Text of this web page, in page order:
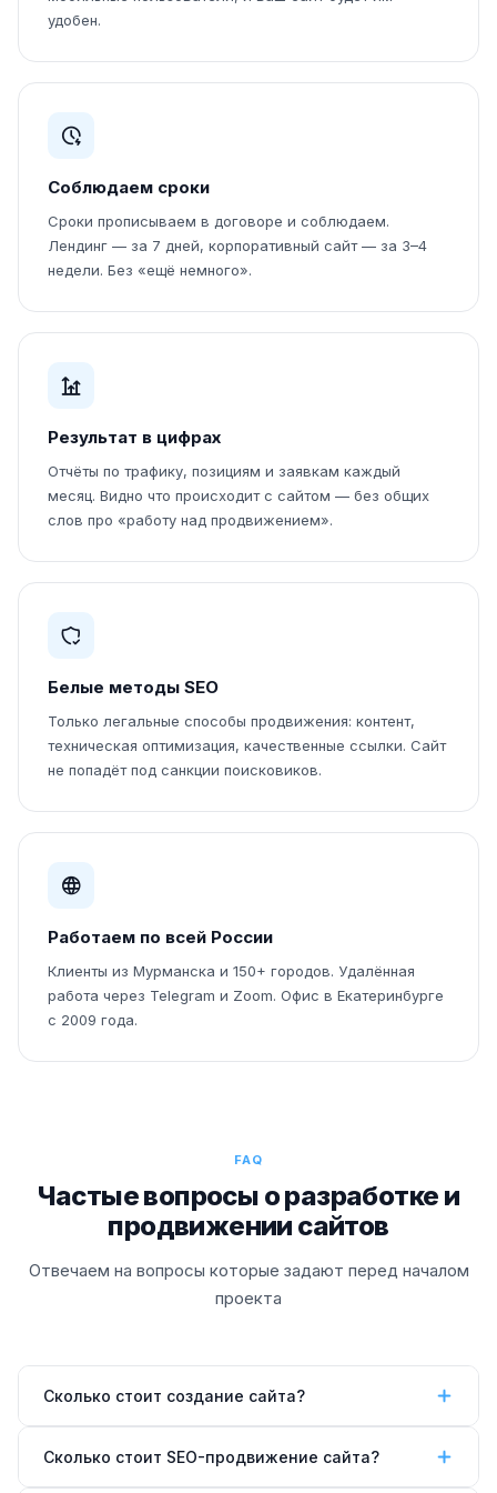
удобен.
Соблюдаем сроки
Сроки прописываем в договоре и соблюдаем.
Лендинг — за 7 дней, корпоративный сайт — за 3–4
недели. Без «ещё немного».
Результат в цифрах
Отчёты по трафику, позициям и заявкам каждый
месяц. Видно что происходит с сайтом — без общих
слов про «работу над продвижением».
Белые методы SEO
Только легальные способы продвижения: контент,
техническая оптимизация, качественные ссылки. Сайт
не попадёт под санкции поисковиков.
Работаем по всей России
Клиенты из Мурманска и 150+ городов. Удалённая
работа через Telegram и Zoom. Офис в Екатеринбурге
с 2009 года.
FAQ
Частые вопросы о разработке и
продвижении сайтов
Отвечаем на вопросы которые задают перед началом
проекта
Сколько стоит создание сайта?
—от 30 000 ₽ , корпоративный сайт — от 60 000 ₽
Сколько стоит SEO-продвижение сайта?